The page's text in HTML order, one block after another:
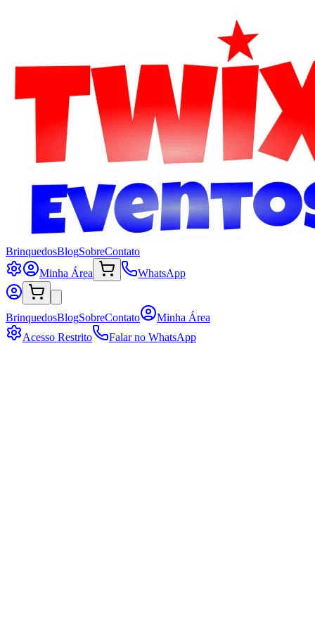
BrinquedosBlogSobreContato
Minha Área
WhatsApp
BrinquedosBlogSobreContato
Minha Área
Acesso Restrito
Falar no WhatsApp